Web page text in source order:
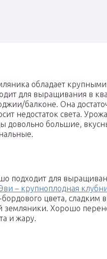
обладает
для выращивания в
балконе. Она
недостаток света.
довольно большие,
подходит для
– крупноплодная
цвета, сладким
земляники. Хорошо
и жару.